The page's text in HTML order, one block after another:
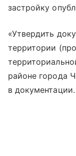
застройку
«Утвердить
территории
районе города
в документации.